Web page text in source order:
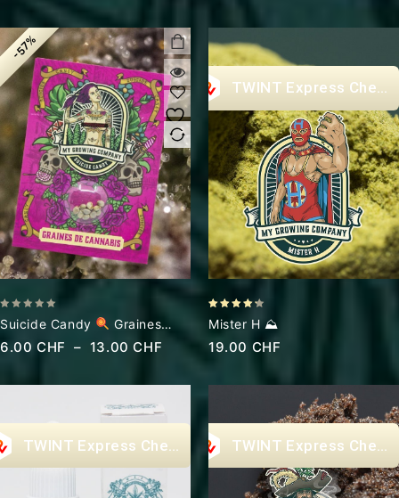
-57%
out
of
Suicide Candy
Graines
Cannabis CBD
6.00 CHF – 13.00CHF
Express
out of 5
Mister H ⛰
19.00 CHF
Express Checkout Express